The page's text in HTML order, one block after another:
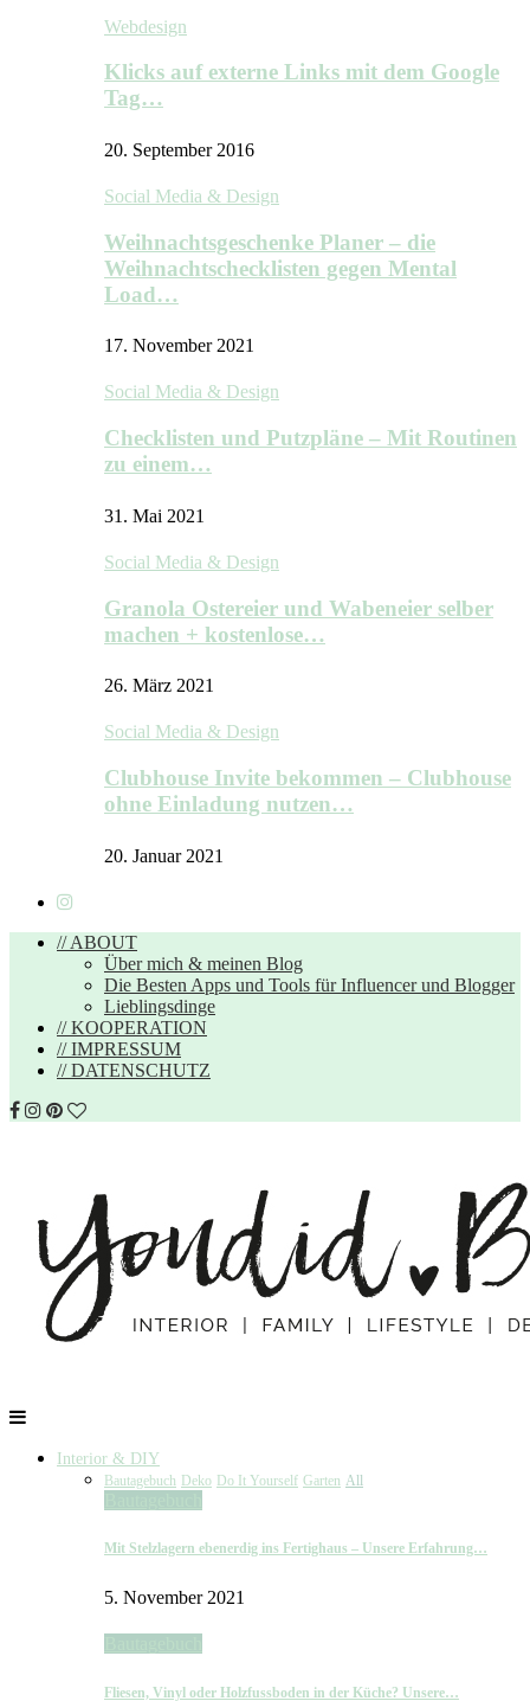
Webdesign
Klicks auf externe Links mit dem Google
Tag…
20. September 2016
Social Media & Design
Weihnachtsgeschenke Planer – die
Weihnachtschecklisten gegen Mental
Load…
17. November 2021
Social Media & Design
Checklisten und Putzpläne – Mit Routinen
zu einem…
31. Mai 2021
Social Media & Design
Granola Ostereier und Wabeneier selber
machen + kostenlose…
26. März 2021
Social Media & Design
Clubhouse Invite bekommen – Clubhouse
ohne Einladung nutzen…
20. Januar 2021
// ABOUT
Über mich & meinen Blog
Die Besten Apps und Tools für Influencer und Blogger
Lieblingsdinge
// KOOPERATION
// IMPRESSUM
// DATENSCHUTZ
Interior & DIY
Bautagebuch Deko Do It Yourself Garten All
Mit Stelzlagern ebenerdig ins Fertighaus – Unsere Erfahrung…
5. November 2021
Fliesen, Vinyl oder Holzfussboden in der Küche? Unsere…